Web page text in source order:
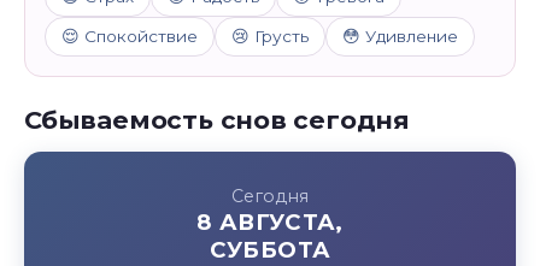
😌 Спокойствие 😢 Грусть 😳 Удивление
Сбываемость снов сегодня
Сегодня
8 АВГУСТА,
СУББОТА